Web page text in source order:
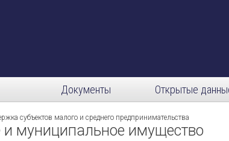
Документы Открытые
субъектов малого и среднего предпринимательства
и муниципальное имущество